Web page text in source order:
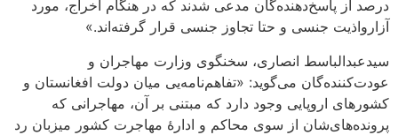
درصد از پاسخ‌دهنده‌گان مدعی شدند که در هنگام اخراج، مورد
آزارواذیت جنسی و حتا تجاوز جنسی قرار گرفته‌اند.»
سیدعبدالباسط انصاری، سخنگوی وزارت مهاجران و
عودت‌کننده‌گان می‌گوید: «تفاهم‌نامه‌یی میان دولت افغانستان و
کشورهای اروپایی وجود دارد که مبتنی بر آن، مهاجرانی که
پرونده‌های‌شان از سوی محاکم و ادارۀ مهاجرت کشور میزبان رد